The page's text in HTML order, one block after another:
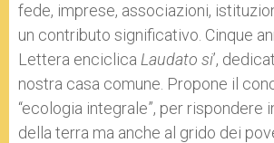
fede, imprese, associazioni,
un contributo significativo. Cinque
Lettera enciclica Laudato si’,
nostra casa comune. Propone il
“ecologia integrale”, per rispondere
della terra ma anche al grido dei